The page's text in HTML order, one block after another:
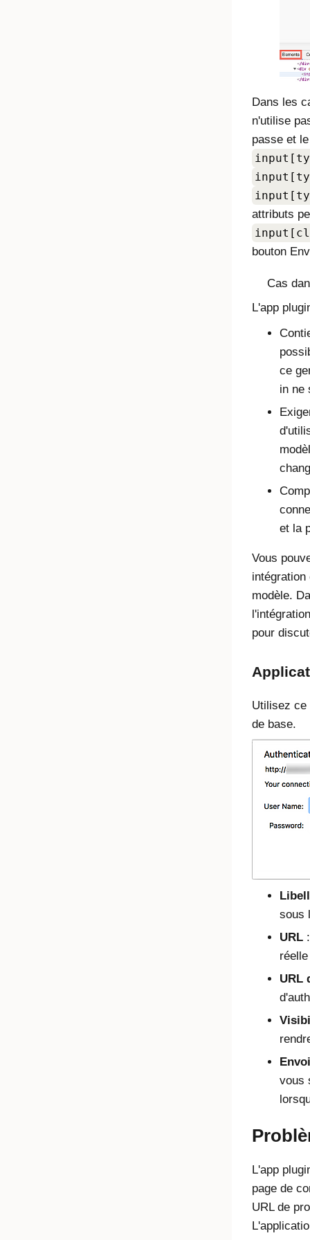
Dans les
n'utilise
passe et
attributs
bouton
Cas
L'app
ce
in ne
et la
Vous
modèle.
pour
Utilisez ce
de base.
sous
URL:
URL
vous
L'app
page de
URL de